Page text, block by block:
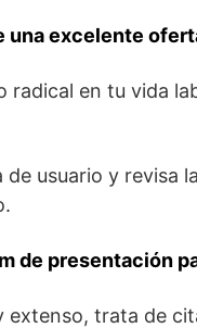
una excelente
radical en tu vida
usuario y revisa
de presentación
extenso, trata de